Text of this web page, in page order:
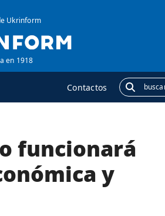
Ukrinform
en 1918
Contactos
ADICIONAL
Podcasts
Publicaciones
funcionará
y